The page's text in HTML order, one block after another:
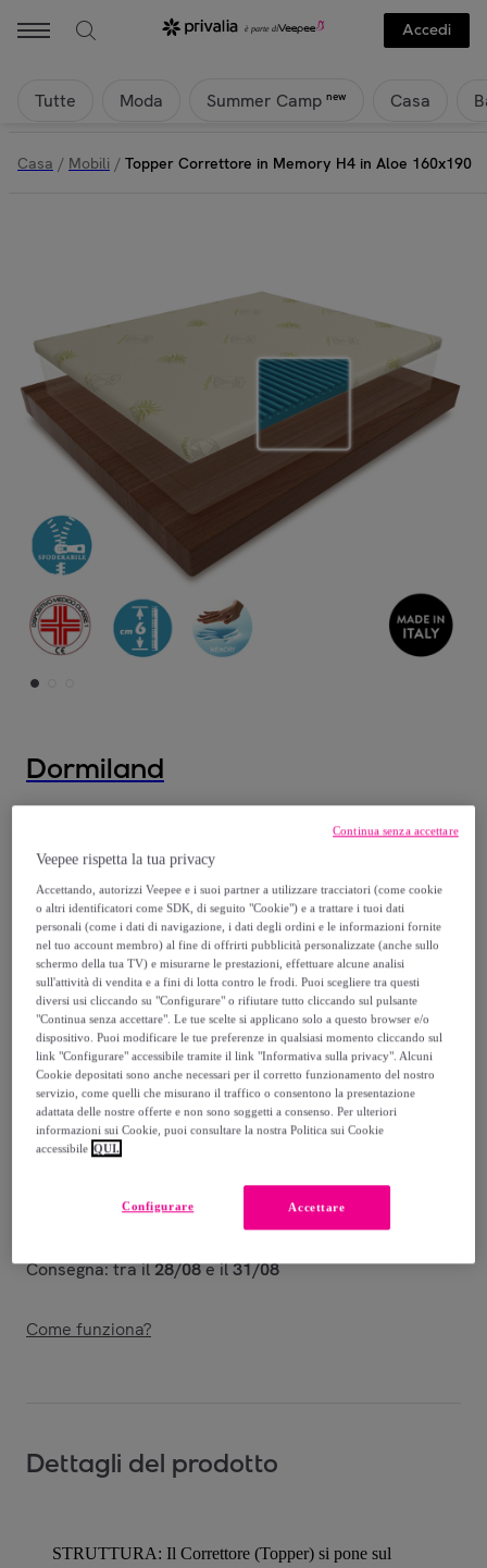
Accedi
Tutte Moda Summer Camp new Casa
Casa / Mobili / Topper Correttore in Memory H4 in Aloe 160x190
Dormiland
Modello: 160x190cm
139,90 €
540,00 €
-74%
Venduto daDormiland
Consegna
Spedizione gratuita
Consegna: tra il28/08e il31/08
Come funziona?
Dettagli del prodotto
STRUTTURA: Il Correttore (Topper) si pone sul
Veepee rispetta la tua privacy
Accettando, autorizzi Veepee e i suoi partner a utilizzare tracciatori (come cookie
o altri identificatori come SDK, di seguito "Cookie") e a trattare i tuoi dati
personali (come i dati di navigazione, i dati degli ordini e le informazioni fornite
nel tuo account membro) al fine di offrirti pubblicità personalizzate (anche sullo
schermo della tua TV) e misurarne le prestazioni, effettuare alcune analisi
sull'attività di vendita e a fini di lotta contro le frodi. Puoi scegliere tra questi
diversi usi cliccando su "Configurare" o rifiutare tutto cliccando sul pulsante
"Continua senza accettare". Le tue scelte si applicano solo a questo browser e/o
dispositivo. Puoi modificare le tue preferenze in qualsiasi momento cliccando sul
link "Configurare" accessibile tramite il link "Informativa sulla privacy". Alcuni
Cookie depositati sono anche necessari per il corretto funzionamento del nostro
servizio, come quelli che misurano il traffico o consentono la presentazione
adattata delle nostre offerte e non sono soggetti a consenso. Per ulteriori
informazioni sui Cookie, puoi consultare la nostra Politica sui Cookie
accessibile QUI.
Accettare
Configurare
Continua senza accettare